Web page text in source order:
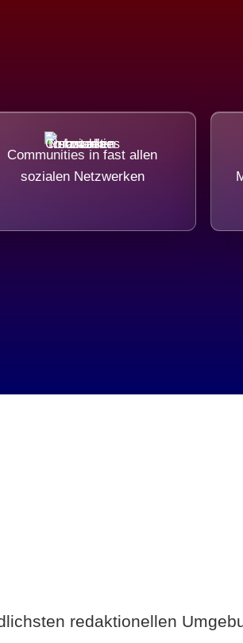
Communities in fast allen
sozialen Netzwerken
redaktionellen